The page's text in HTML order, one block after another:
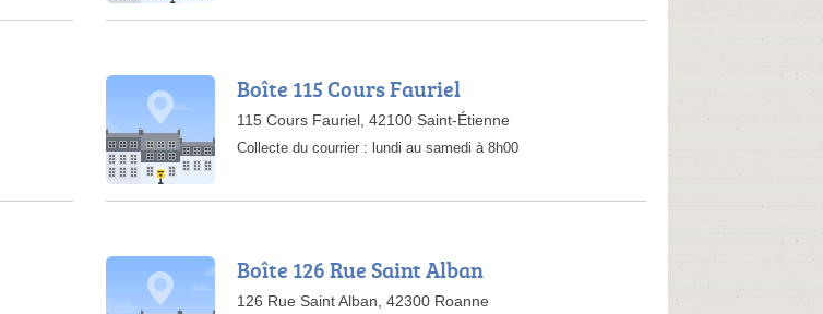
Boîte 115 Cours Fauriel
115 Cours Fauriel, 42100 Saint-Étienne
Collecte du courrier : lundi au samedi à 8h00
Boîte 126 Rue Saint Alban
126 Rue Saint Alban, 42300 Roanne